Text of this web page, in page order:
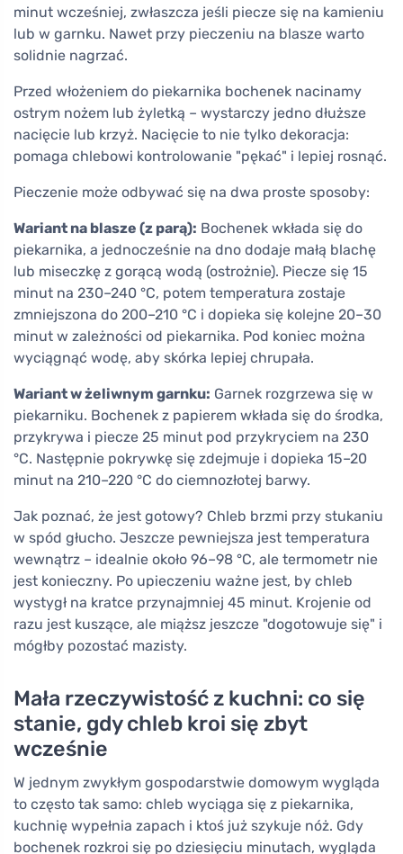
minut wcześniej, zwłaszcza jeśli piecze się na kamieniu
lub w garnku. Nawet przy pieczeniu na blasze warto
solidnie nagrzać.
Przed włożeniem do piekarnika bochenek nacinamy
ostrym nożem lub żyletką – wystarczy jedno dłuższe
nacięcie lub krzyż. Nacięcie to nie tylko dekoracja:
pomaga chlebowi kontrolowanie "pękać" i lepiej rosnąć.
Pieczenie może odbywać się na dwa proste sposoby:
Wariant na blasze (z parą): Bochenek wkłada się do
piekarnika, a jednocześnie na dno dodaje małą blachę
lub miseczkę z gorącą wodą (ostrożnie). Piecze się 15
minut na 230–240 °C, potem temperatura zostaje
zmniejszona do 200–210 °C i dopieka się kolejne 20–30
minut w zależności od piekarnika. Pod koniec można
wyciągnąć wodę, aby skórka lepiej chrupała.
Wariant w żeliwnym garnku: Garnek rozgrzewa się w
piekarniku. Bochenek z papierem wkłada się do środka,
przykrywa i piecze 25 minut pod przykryciem na 230
°C. Następnie pokrywkę się zdejmuje i dopieka 15–20
minut na 210–220 °C do ciemnozłotej barwy.
Jak poznać, że jest gotowy? Chleb brzmi przy stukaniu
w spód głucho. Jeszcze pewniejsza jest temperatura
wewnątrz – idealnie około 96–98 °C, ale termometr nie
jest konieczny. Po upieczeniu ważne jest, by chleb
wystygł na kratce przynajmniej 45 minut. Krojenie od
razu jest kuszące, ale miąższ jeszcze "dogotowuje się" i
mógłby pozostać mazisty.
Mała rzeczywistość z kuchni: co się
stanie, gdy chleb kroi się zbyt
wcześnie
W jednym zwykłym gospodarstwie domowym wygląda
to często tak samo: chleb wyciąga się z piekarnika,
kuchnię wypełnia zapach i ktoś już szykuje nóż. Gdy
bochenek rozkroi się po dziesięciu minutach, wygląda